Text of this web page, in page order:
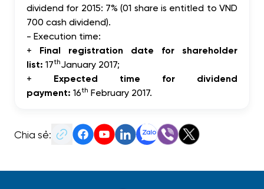
dividend for 2015: 7% (01 share is entitled to VND
700 cash dividend).
- Execution time:
+ Final registration date for shareholder
list: 17thJanuary 2017;
+ Expected time for dividend
payment: 16th February 2017.
Chia sẻ: